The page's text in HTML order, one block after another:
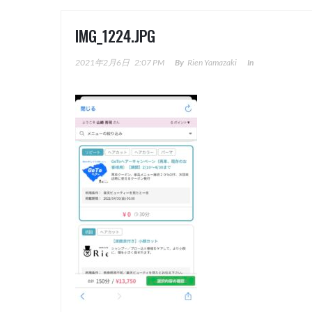
IMG_1224.JPG
2021年2月6日 2:07 PM By Rien Yamazaki In